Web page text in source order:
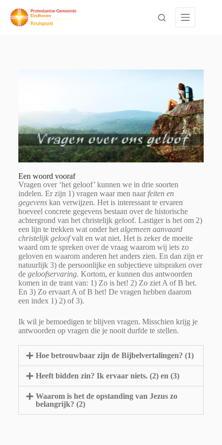
Een woord vooraf
Vragen over ‘het geloof’ kunnen we in drie soorten
indelen. Er zijn 1) vragen waar men naar feiten en
gegevenskan verwijzen. Het is interessant te ervaren
hoeveel concrete gegevens bestaan over de historische
achtergrond van het christelijk geloof. Lastiger is het om 2)
een lijn te trekken wat onder het algemeen aanvaard
christelijk geloofvalt en wat niet. Het is zeker de moeite
waard om te spreken over de vraag waarom wij iets zo
geloven en waarom anderen het anders zien. En dan zijn er
natuurlijk 3) de persoonlijke en subjectieve uitspraken over
de geloofservaring. Kortom, er kunnen dus antwoorden
komen in de trant van: 1) Zo is het! 2) Zo ziet A of B het.
En 3) Zo ervaart A of B het! De vragen hebben daarom
een index 1) 2) of 3).
Ik wil je bemoedigen te blijven vragen. Misschien krijg je
antwoorden op vragen die je nooit durfde te stellen.
Hoe betrouwbaar zijn de Bijbelvertalingen? (1)
Heeft bidden zin? Ik ervaar niets. (2) en (3)
Waarom is het de opstanding van Jezus zo
belangrijk? (2)